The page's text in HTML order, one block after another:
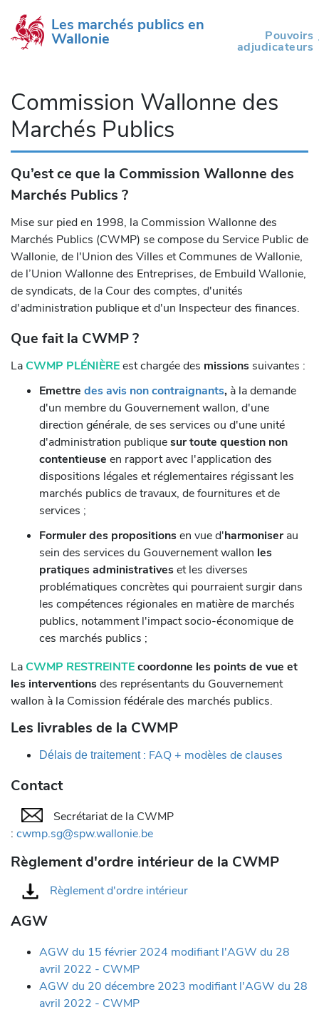
Pouvoirs
adjudicateurs
(current)
Les marchés publics en
Wallonie
Commission Wallonne des
Marchés Publics
Qu’est ce que la Commission Wallonne des
Marchés Publics ?
Mise sur pied en 1998, la Commission Wallonne des
Marchés Publics (CWMP) se compose du Service Public de
Wallonie, de l'Union des Villes et Communes de Wallonie,
de l’Union Wallonne des Entreprises, de Embuild Wallonie,
de syndicats, de la Cour des comptes, d'unités
d'administration publique et d'un Inspecteur des finances.
Que fait la CWMP ?
LaCWMP PLÉNIÈREest chargée des missions suivantes :
Emettre des avis non contraignants, à la demande
d'un membre du Gouvernement wallon, d'une
direction générale, de ses services ou d'une unité
d'administration publiquesur toute question non
contentieuse en rapport avec l'application des
dispositions légales et réglementaires régissant les
marchés publics de travaux, de fournitures et de
services ;
Formuler des propositionsen vue d'harmoniserau
sein des services du Gouvernement wallon les
pratiques administrativeset les diverses
problématiques concrètes qui pourraient surgir dans
les compétences régionales en matière de marchés
publics, notamment l'impact socio-économique de
ces marchés publics ;
LaCWMP RESTREINTEcoordonne les points de vue et
les interventionsdes représentants du Gouvernement
wallon à la Comission fédérale des marchés publics.
Les livrables de la CWMP
Délais de traitement: FAQ + modèles de clauses
Contact
Secrétariat de la CWMP
: cwmp.sg@spw.wallonie.be
Règlement d'ordre intérieur de la CWMP
Règlement d'ordre intérieur
AGW
AGW du 15 février 2024 modifiant l'AGW du 28
avril 2022 - CWMP
AGW du 20 décembre 2023 modifiant l'AGW du 28
avril 2022 - CWMP